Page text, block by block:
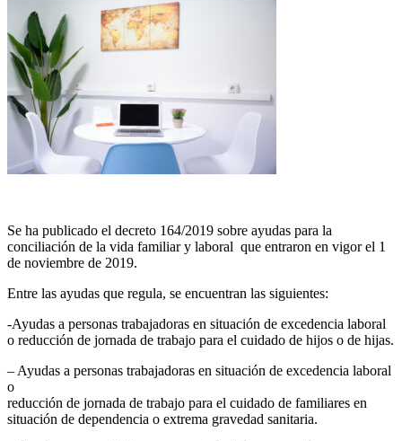
Se ha publicado el decreto 164/2019 sobre ayudas para la
conciliación de la vida familiar y laboral que entraron en vigor el 1
de noviembre de 2019.
Entre las ayudas que regula, se encuentran las siguientes:
-Ayudas a personas trabajadoras en situación de excedencia laboral
o reducción de jornada de trabajo para el cuidado de hijos o de hijas.
– Ayudas a personas trabajadoras en situación de excedencia laboral
o
reducción de jornada de trabajo para el cuidado de familiares en
situación de dependencia o extrema gravedad sanitaria.